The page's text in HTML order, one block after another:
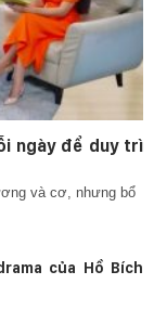
ngày để duy trì
và cơ, nhưng bổ
của Hồ Bích